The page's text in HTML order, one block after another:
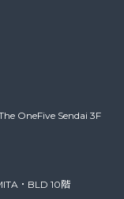
OneFive Sendai 3F
・BLD 10階